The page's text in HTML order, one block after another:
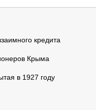
кредита
Крыма
в 1927 году